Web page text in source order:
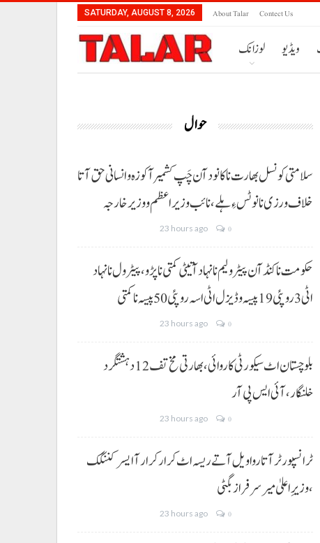
SATURDAY, AUGUST 8, 2026 About Talar Contect Us
لوزانک ویڈیو
حوال
سلامتی کونسل بھارت نا کانود آن چَپ کشمیر آ کوزہ و انسانی حق آتا
خلاف ورزی نا نوٹس ءِ ہلے،نائب وزیراعظم و وزیر خارجہ
23 hours ago 0
حکومت نا کنڈ آن پیٹرولیم نا نہاد آتیٹی کمتی نا پڑو،پیٹرول نا نہاد
اٹی 3 روپئی 19 پیسہ و ڈیزل اٹی اسہ روپئی 50 پیسہ نا کمتی
23 hours ago 0
بلوچستان اٹ سیکورٹی کاروائی، بھارتی مخ تف 12 دہشتگرد
خلنگار،آئی ایس پی آر
23 hours ago 0
ٹرانسپورٹر آتا روا ویل آتے ریسہ اٹ کرار کرار آ ایسر کننگک
،وزیرِ اعلیٰ میر سرفراز بگٹی
23 hours ago 0